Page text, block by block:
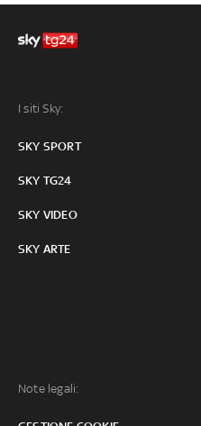
I siti Sky:
SKY SPORT
SKY TG24
SKY VIDEO
SKY ARTE
Note legali: